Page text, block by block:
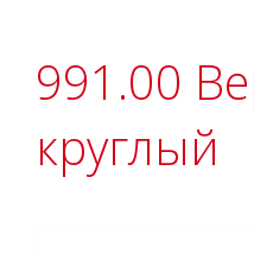
991.00
круглый